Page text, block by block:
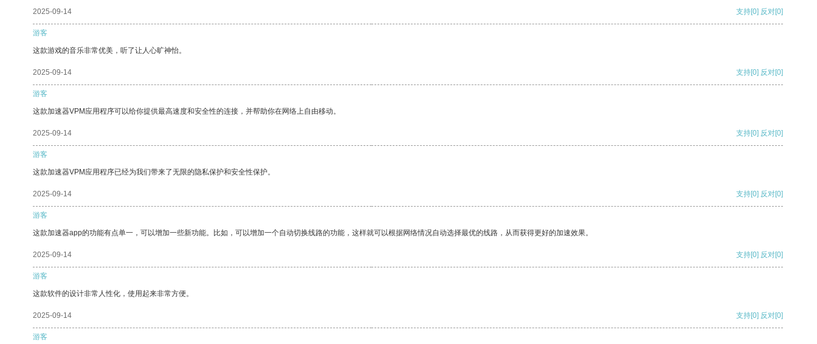
2025-09-14 支持[0] 反对[0]
游客
这款游戏的音乐非常优美，听了让人心旷神怡。
2025-09-14 支持[0] 反对[0]
游客
这款加速器VPM应用程序可以给你提供最高速度和安全性的连接，并帮助你在网络上自由移动。
2025-09-14 支持[0] 反对[0]
游客
这款加速器VPM应用程序已经为我们带来了无限的隐私保护和安全性保护。
2025-09-14 支持[0] 反对[0]
游客
这款加速器app的功能有点单一，可以增加一些新功能。比如，可以增加一个自动切换线路的功能，这样就可以根据网络情况自动选择最优的线路，从而获得更好的加速效果。
2025-09-14 支持[0] 反对[0]
游客
这款软件的设计非常人性化，使用起来非常方便。
2025-09-14 支持[0] 反对[0]
游客